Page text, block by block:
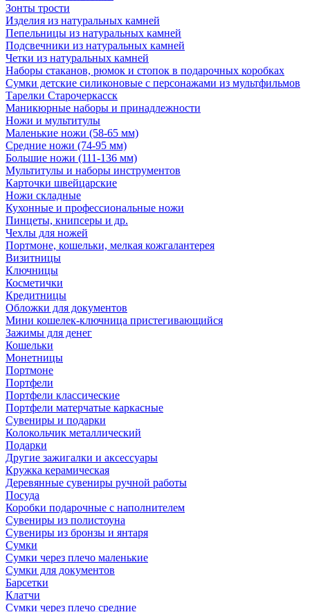
Зонты трости
Изделия из натуральных камней
Пепельницы из натуральных камней
Подсвечники из натуральных камней
Четки из натуральных камней
Наборы стаканов, рюмок и стопок в подарочных коробках
Сумки детские силиконовые с персонажами из мультфильмов
Тарелки Старочеркасск
Маникюрные наборы и принадлежности
Ножи и мультитулы
Маленькие ножи (58-65 мм)
Средние ножи (74-95 мм)
Большие ножи (111-136 мм)
Мультитулы и наборы инструментов
Карточки швейцарские
Ножи складные
Кухонные и профессиональные ножи
Пинцеты, книпсеры и др.
Чехлы для ножей
Портмоне, кошельки, мелкая кожгалантерея
Визитницы
Ключницы
Косметички
Кредитницы
Обложки для документов
Мини кошелек-ключница пристегивающийся
Зажимы для денег
Кошельки
Монетницы
Портмоне
Портфели
Портфели классические
Портфели матерчатые каркасные
Сувениры и подарки
Колокольчик металлический
Подарки
Другие зажигалки и аксессуары
Кружка керамическая
Деревянные сувениры ручной работы
Посуда
Коробки подарочные с наполнителем
Сувениры из полистоуна
Сувениры из бронзы и янтаря
Сумки
Сумки через плечо маленькие
Сумки для документов
Барсетки
Клатчи
Сумки через плечо средние